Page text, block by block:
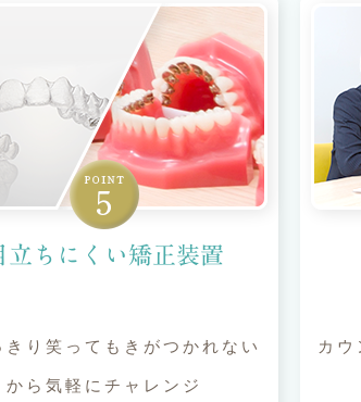
立ちにくい矯正装置
きり笑ってもきがつかれない
から気軽にチャレンジ
カ